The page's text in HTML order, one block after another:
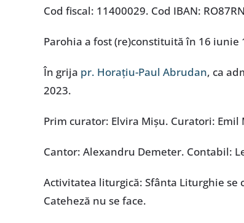
Cod fiscal: 11400029. Cod IBAN:
Parohia a fost (re)constituită în 16 iunie
În grija pr. Horațiu-Paul Abrudan, ca
2023.
Prim curator: Elvira Mișu. Curatori:
Cantor: Alexandru Demeter. Contabil:
Activitatea liturgică: Sfânta Liturghie
Cateheză nu se face.